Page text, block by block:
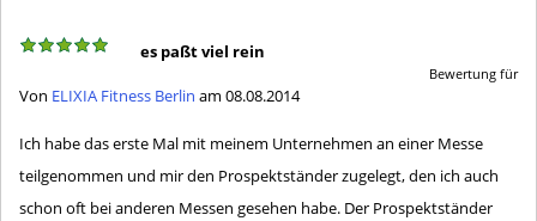
es paßt viel rein
Bewertung für
Von ELIXIA Fitness Berlin am 08.08.2014
Ich habe das erste Mal mit meinem Unternehmen an einer Messe
teilgenommen und mir den Prospektständer zugelegt, den ich auch
schon oft bei anderen Messen gesehen habe. Der Prospektständer